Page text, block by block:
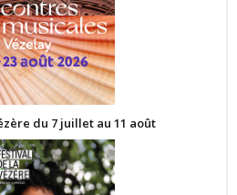
du 7 juillet au 11 août